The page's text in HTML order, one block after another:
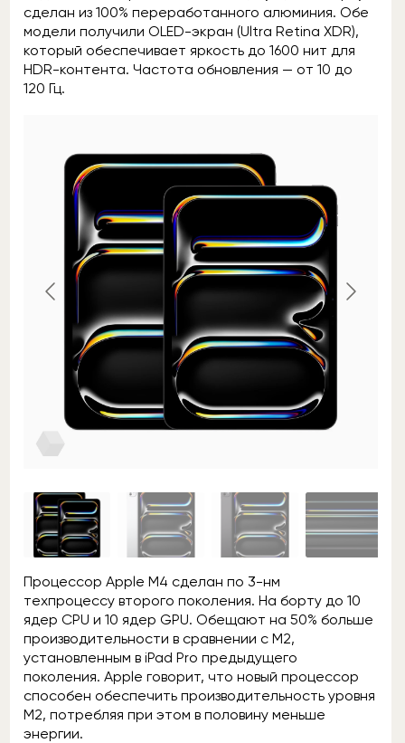
сделан из 100% переработанного алюминия. Обе
модели получили OLED-экран (Ultra Retina XDR),
который обеспечивает яркость до 1600 нит для
HDR-контента. Частота обновления — от 10 до
120 Гц.
Процессор Apple M4 сделан по 3-нм
техпроцессу второго поколения. На борту до 10
ядер CPU и 10 ядер GPU. Обещают на 50% больше
производительности в сравнении с M2,
установленным в iPad Pro предыдущего
поколения. Apple говорит, что новый процессор
способен обеспечить производительность уровня
M2, потребляя при этом в половину меньше
энергии.